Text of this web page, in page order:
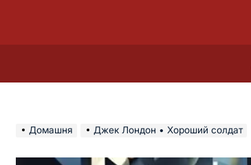
Домашня Джек Лондон • Хороший солдат